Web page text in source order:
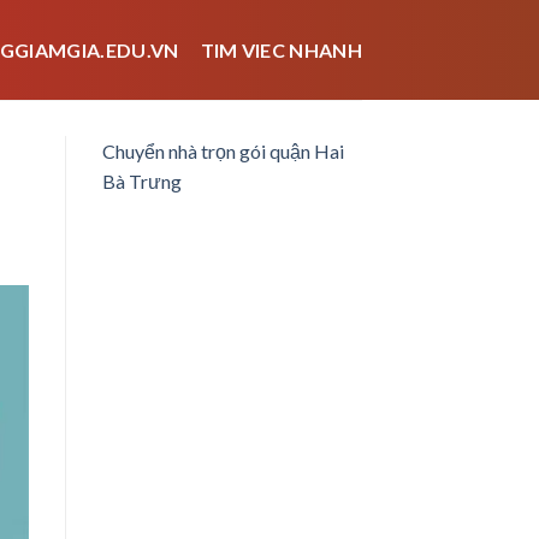
TIM VIEC NHANH
Chuyển nhà trọn gói quận Hai
Bà Trưng